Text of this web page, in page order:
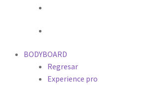
BODYBOARD
Regresar
Experience pro